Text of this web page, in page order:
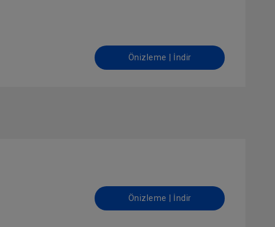
Önizleme | İndir
Önizleme | İndir